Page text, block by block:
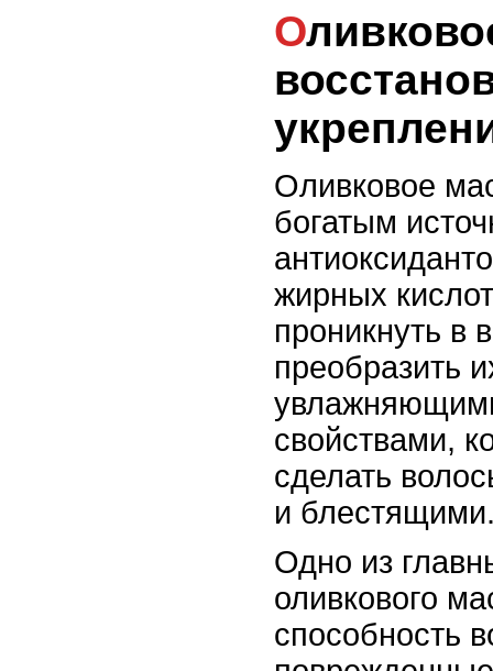
Оливковое масло для
Оливковое
богатым
жирных
проникнуть в
преобразить
свойствами,
сделать
и
Одно из
оливкового
способность